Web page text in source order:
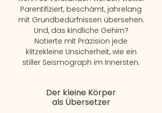
Parentifiziert, beschämt, jahrelang
mit Grundbedürfnissen übersehen.
Und, das kindliche Gehirn?
Notierte mit Präzision jede
klitzekleine Unsicherheit, wie ein
stiller Seismograph im Innersten.
Der kleine Körper
als Übersetzer